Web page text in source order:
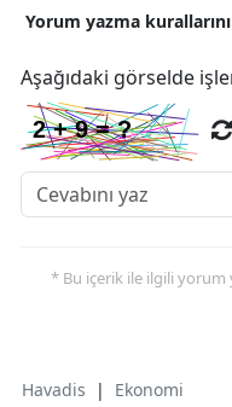
Yorum yazma kurallarını
Aşağıdaki görselde
* Bu içerik ile ilgili yorum
Havadis | Ekonomi